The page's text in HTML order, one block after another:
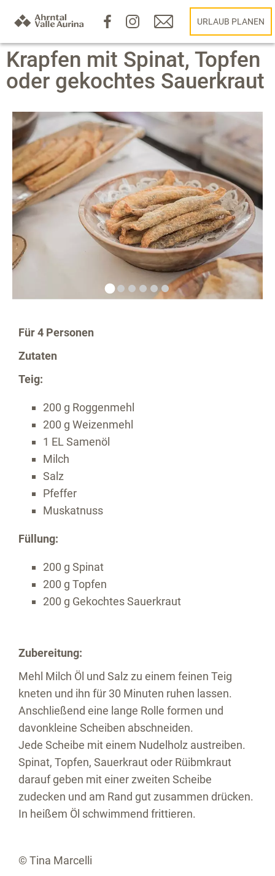
URLAUB PLANEN
Krapfen mit Spinat, Topfen
oder gekochtes Sauerkraut
Für 4 Personen
Zutaten
Teig:
200 g Roggenmehl
200 g Weizenmehl
1 EL Samenöl
Milch
Salz
Pfeffer
Muskatnuss
Füllung:
200 g Spinat
200 g Topfen
200 g Gekochtes Sauerkraut
Zubereitung:
Mehl Milch Öl und Salz zu einem feinen Teig
kneten und ihn für 30 Minuten ruhen lassen.
Anschließend eine lange Rolle formen und
davonkleine Scheiben abschneiden.
Jede Scheibe mit einem Nudelholz austreiben.
Spinat, Topfen, Sauerkraut oder Rüibmkraut
darauf geben mit einer zweiten Scheibe
zudecken und am Rand gut zusammen drücken.
In heißem Öl schwimmend frittieren.
© Tina Marcelli